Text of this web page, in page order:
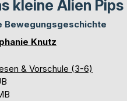
kleine Alien
Bewegungsgeschichte
Knutz
& Vorschule (3-6)